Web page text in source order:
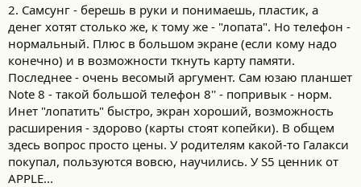
2. Самсунг - берешь в руки и понимаешь, пластик, а
денег хотят столько же, к тому же - "лопата". Но телефон -
нормальный. Плюс в большом экране (если кому надо
конечно) и в возможности ткнуть карту памяти.
Последнее - очень весомый аргумент. Сам юзаю планшет
Note 8 - такой большой телефон 8'' - попривык - норм.
Инет "лопатить" быстро, экран хороший, возможность
расширения - здорово (карты стоят копейки). В общем
здесь вопрос просто цены. У родителям какой-то Галакси
покупал, пользуются вовсю, научились. У S5 ценник от
APPLE...